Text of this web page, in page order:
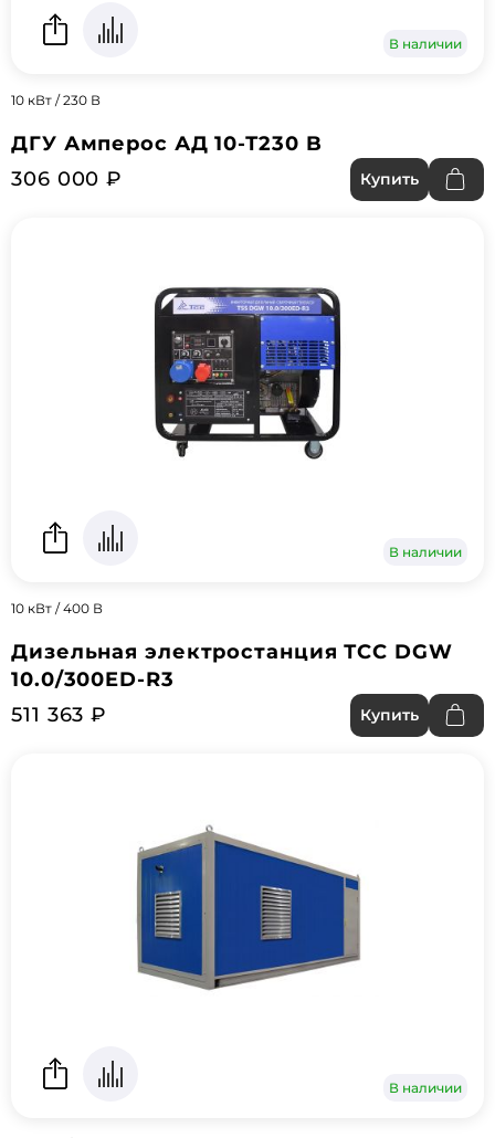
В наличии
10 кВт / 230 В
ДГУ Амперос АД 10-Т230 B
306 000 ₽
Купить
В наличии
10 кВт / 400 В
Дизельная электростанция ТСС DGW
10.0/300ED-R3
511 363 ₽
Купить
В наличии